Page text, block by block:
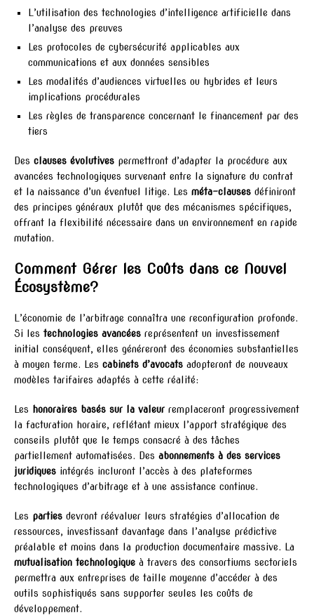
L’utilisation des technologies d’intelligence artificielle dans
l’analyse des preuves
Les protocoles de cybersécurité applicables aux
communications et aux données sensibles
Les modalités d’audiences virtuelles ou hybrides et leurs
implications procédurales
Les règles de transparence concernant le financement par des
tiers
Des clauses évolutives permettront d’adapter la procédure aux
avancées technologiques survenant entre la signature du contrat
et la naissance d’un éventuel litige. Les méta-clauses définiront
des principes généraux plutôt que des mécanismes spécifiques,
offrant la flexibilité nécessaire dans un environnement en rapide
mutation.
Comment Gérer les Coûts dans ce Nouvel
Écosystème?
L’économie de l’arbitrage connaîtra une reconfiguration profonde.
Si les technologies avancées représentent un investissement
initial conséquent, elles généreront des économies substantielles
à moyen terme. Les cabinets d’avocats adopteront de nouveaux
modèles tarifaires adaptés à cette réalité:
Les honoraires basés sur la valeur remplaceront progressivement
la facturation horaire, reflétant mieux l’apport stratégique des
conseils plutôt que le temps consacré à des tâches
partiellement automatisées. Des abonnements à des services
juridiques intégrés incluront l’accès à des plateformes
technologiques d’arbitrage et à une assistance continue.
Les parties devront réévaluer leurs stratégies d’allocation de
ressources, investissant davantage dans l’analyse prédictive
préalable et moins dans la production documentaire massive. La
mutualisation technologique à travers des consortiums sectoriels
permettra aux entreprises de taille moyenne d’accéder à des
outils sophistiqués sans supporter seules les coûts de
développement.